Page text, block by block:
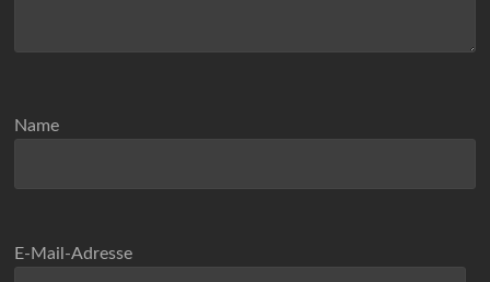
Name
E-Mail-Adresse